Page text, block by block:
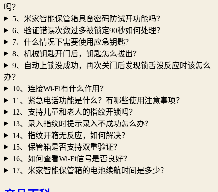
吗？
5、米家智能保管箱具备密码防试开功能吗？
6、验证错误次数过多被锁定90秒如何处理？
7、什么情况下需要使用应急钥匙？
8、机械钥匙开门后，钥匙怎么拔出？
9、自动上锁没成功，再次关门后发现锁舌没反应时该怎么
办？
10、连接Wi-Fi有什么作用？
11、紧急电话功能是什么？有哪些使用注意事项？
12、支持儿童和老人的指纹开锁吗？
13、录入指纹时提示录入不成功怎么办？
14、指纹开箱无反应，如何解决？
15、保管箱是否支持双重验证？
16、如何查看Wi-Fi信号是否良好？
17、米家智能保管箱的电池续航时间是多少？